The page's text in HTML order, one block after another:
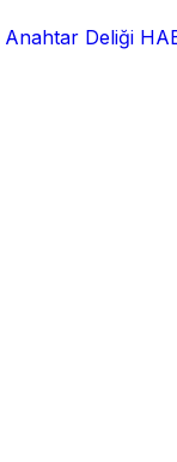
Anahtar Deliği